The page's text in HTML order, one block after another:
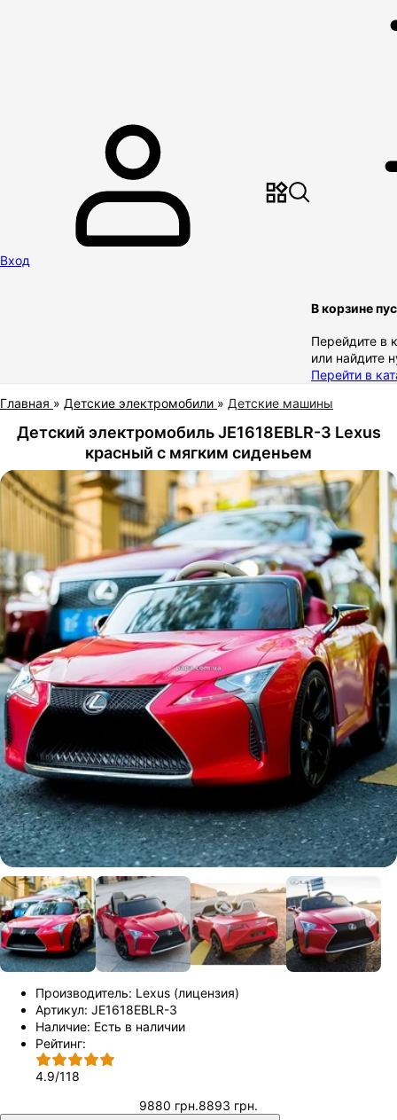
Вход
В корзине
Перейдите в
или найдите
Перейти в
Главная » Детские электромобили » Детские машины
Детский электромобиль JE1618EBLR-3 Lеxus
красный с мягким сиденьем
Производитель: Lеxus (лицензия)
Артикул: JE1618EBLR-3
Наличие: Есть в наличии
Рейтинг:
4.9/118
9880 грн.8893 грн.